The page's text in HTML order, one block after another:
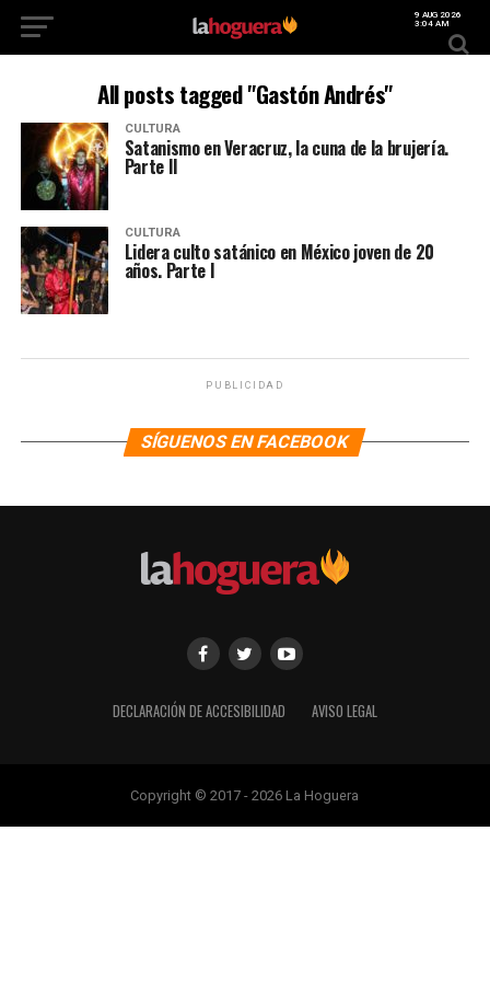
9 AUG 2026
3:04 AM
All posts tagged "Gastón Andrés"
CULTURA
Satanismo en Veracruz, la cuna de la brujería.
Parte II
CULTURA
Lidera culto satánico en México joven de 20
años. Parte I
PUBLICIDAD
SÍGUENOS EN FACEBOOK
DECLARACIÓN DE ACCESIBILIDAD AVISO LEGAL
Copyright © 2017 - 2026 La Hoguera